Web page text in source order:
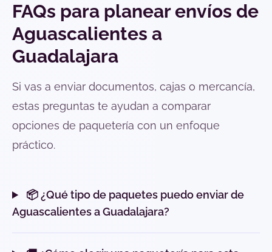
FAQs para planear envíos de
Aguascalientes a
Guadalajara
Si vas a enviar documentos, cajas o mercancía,
estas preguntas te ayudan a comparar
opciones de paquetería con un enfoque
práctico.
📦 ¿Qué tipo de paquetes puedo enviar de
Aguascalientes a Guadalajara?